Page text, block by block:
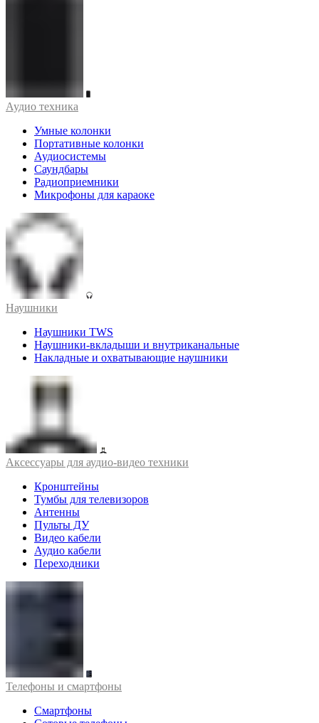
Аудио техника
Умные колонки
Портативные колонки
Аудиосистемы
Саундбары
Радиоприемники
Микрофоны для караоке
Наушники
Наушники TWS
Наушники-вкладыши и внутриканальные
Накладные и охватывающие наушники
Аксессуары для аудио-видео техники
Кронштейны
Тумбы для телевизоров
Антенны
Пульты ДУ
Видео кабели
Аудио кабели
Переходники
Телефоны и смартфоны
Смартфоны